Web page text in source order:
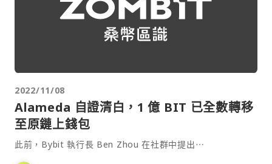
2022/11/08
Alameda 自證清白，1 億 BIT 已全數轉移
至原鏈上錢包
此前，Bybit 執行長 Ben Zhou 在社群中提出⋯